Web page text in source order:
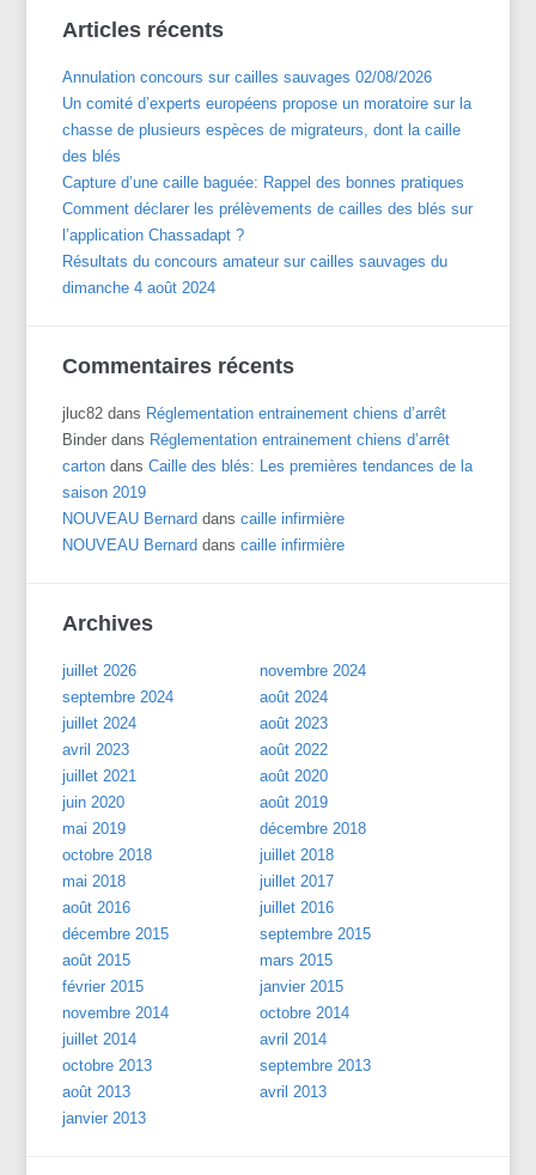
Articles récents
Annulation concours sur cailles sauvages 02/08/2026
Un comité d’experts européens propose un moratoire sur la
chasse de plusieurs espèces de migrateurs, dont la caille
des blés
Capture d’une caille baguée: Rappel des bonnes pratiques
Comment déclarer les prélèvements de cailles des blés sur
l’application Chassadapt ?
Résultats du concours amateur sur cailles sauvages du
dimanche 4 août 2024
Commentaires récents
jluc82 dans Réglementation entrainement chiens d’arrêt
Binder dans Réglementation entrainement chiens d’arrêt
carton dansCaille des blés: Les premières tendances de la
saison 2019
NOUVEAU Bernard danscaille infirmière
NOUVEAU Bernard danscaille infirmière
Archives
juillet 2026
novembre 2024
septembre 2024
août 2024
juillet 2024
août 2023
avril 2023
août 2022
juillet 2021
août 2020
juin 2020
août 2019
mai 2019
décembre 2018
octobre 2018
juillet 2018
mai 2018
juillet 2017
août 2016
juillet 2016
décembre 2015
septembre 2015
août 2015
mars 2015
février 2015
janvier 2015
novembre 2014
octobre 2014
juillet 2014
avril 2014
octobre 2013
septembre 2013
août 2013
avril 2013
janvier 2013